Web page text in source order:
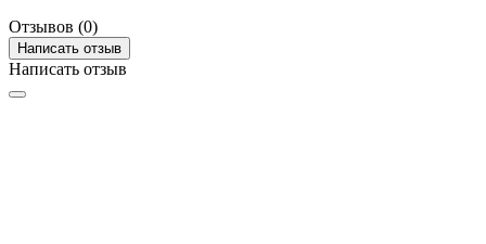
Отзывов (0)
Написать отзыв
Написать отзыв